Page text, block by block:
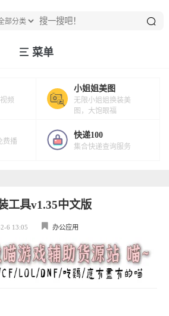
菜单
频
小姐姐美图
无限小姐姐换装美
图，大饱眼福
费播
快递100
集合快递查询服务
工具v1.35中文版
6 13:05 办公应用